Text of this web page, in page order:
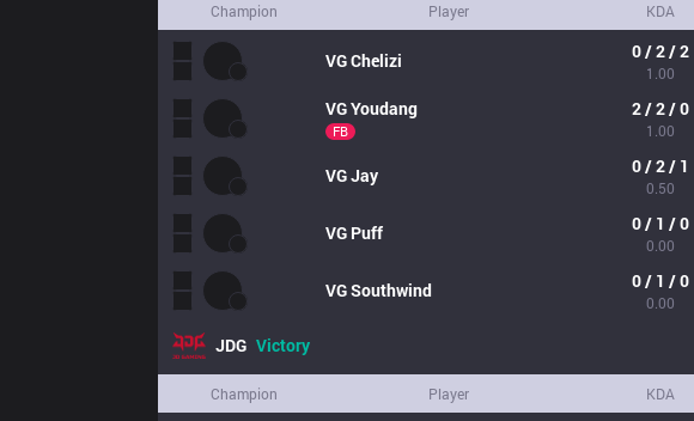
Champion Player KDA
VGChelizi 0 / 2 / 2
1.00
VGYoudang
FB
2 / 2 / 0
1.00
VGJay 0 / 2 / 1
0.50
VG Puff 0 / 1 / 0
0.00
VGSouthwind 0 / 1 / 0
0.00
JDG Victory
Champion Player KDA